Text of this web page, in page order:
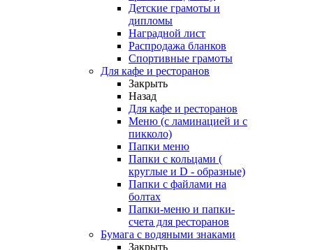
Детские грамоты и
дипломы
Наградной лист
Распродажа бланков
Спортивные грамоты
Для кафе и ресторанов
Закрыть
Назад
Для кафе и ресторанов
Меню (с ламинацией и с
пикколо)
Папки меню
Папки с кольцами (
круглые и D - образные)
Папки с файлами на
болтах
Папки-меню и папки-
счета для ресторанов
Бумага с водяными знаками
Закрыть